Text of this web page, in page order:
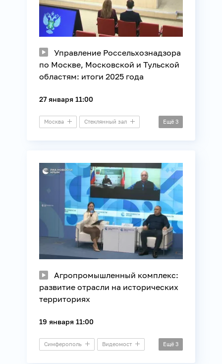
Управление Россельхознадзора
по Москве, Московской и Тульской
областям: итоги 2025 года
27 января 11:00
Москва Стеклянный зал
Сельское хозяйство
Ещё 3
Агропромышленный комплекс:
развитие отрасли на исторических
территориях
19 января 11:00
Симферополь Видеомост Ещё 3